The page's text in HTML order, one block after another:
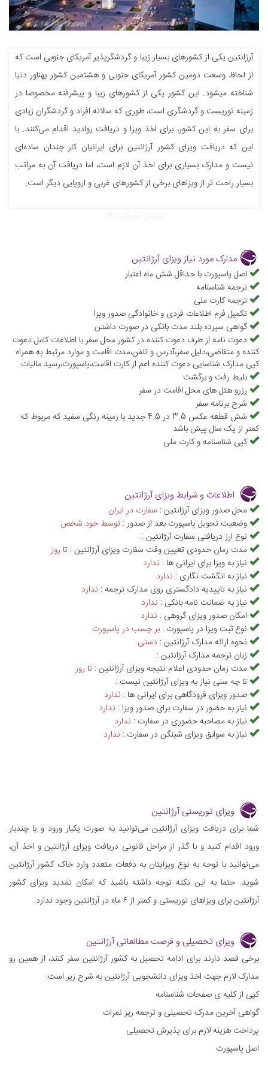
آرژانتین یکی از کشورهای بسیار زیبا و گردشگرپذیر آمریکای جنوبی است که
از لحاظ وسعت دومین کشور آمریکای جنوبی و هشتمین کشور پهناور دنیا
شناخته میشود. این کشور یکی از کشورهای زیبا و پیشرفته مخصوصا در
زمینه توریست و گردشگری است، طوری که سالانه افراد و گردشگران زیادی
برای سفر به این کشور، برای اخذ ویزا و دریافت روادید اقدام می‌کنند. با
این که دریافت ویزای کشور آرژانتین برای ایرانیان کار چندان ساده‌ای
نیست و مدارک بسیاری برای اخذ آن لازم است، اما دریافت آن به مراتب
بسیار راحت تر از ویزاهای برخی از کشورهای غربی و اروپایی دیگر است.
مدارک مورد نیاز ویزای آرژانتین
اصل پاسپورت با حداقل شش ماه اعتبار
ترجمه شناسنامه
ترجمه کارت ملی
تکمیل فرم اطلاعات فردی و خانوادگی صدور ویزا
گواهی سپرده بلند مدت بانکی در صورت داشتن
دعوت نامه از طرف دعوت کننده در کشور محل سفر با اطلاعات کامل دعوت
کننده و متقاضی،دلیل سفر،آدرس و تلفن،مدت اقامت و موارد مرتبط به همراه
کپی مدارک شناسایی دعوت کننده اعم از کارت اقامت،پاسپورت،رسید مالیات
بلیط رفت و برگشت
رزرو هتل های محل اقامت در سفر
شرح برنامه سفر
شش قطعه عکس 3.5 در 4.5 جدید با زمینه رنگی سفید که مربوط که
کمتر از یک سال پیش باشد
کپی شناسنامه و کارت ملی
اطلاعات و شرایط ویزای آرژانتین
محل صدور ویزای آرژانتین : سفارت در ایران
وضعیت تحویل پاسپورت بعد از صدور : توسط خود شخص
نوع ارز دریافتی سفارت آرژانتین :
مدت زمان حدودی تعیین وقت سفارت ویزای آرژانتین : تا روز
نیاز به ویزا برای ایرانی ها : ندارد
نیاز به انگشت نگاری : ندارد
نیاز به تاییدیه دادگستری روی مدارک ترجمه : ندارد
نیاز به ضمانت نامه بانکی : ندارد
امکان صدور ویزای گروهی : ندارد
نوع ثبت ویزا در پاسپورت : بر چسب در پاسپورت
نحوه ارائه مدارک آرژانتین : دستی
زبان ترجمه مدارک آرژانتین :
مدت زمان حدودی اعلام نتیجه ویزای آرژانتین : تا روز
تا چه سنی نیاز به ویزای آرژانتین نیست :
صدور ویزای فرودگاهی برای ایرانی ها : ندارد
نیاز به حضور در سفارت برای صدور ویزا : ندارد
نیاز به مصاحبه حضوری در سفارت : ندارد
نیاز به سوابق ویزای شینگن در سفارت : ندارد
ویزای توریستی آرژانتین
شما برای دریافت ویزای آرژانتین می‌توانید به صورت یکبار ورود و یا چندبار
ورود اقدام کنید و با گذر از مراحل قانونی دریافت ویزای آرژانتین و اخذ آن،
می‌توانید با توجه به نوع ویزایتان به دفعات متعدد وارد خاک کشور آرژانتین
شوید. حتما به این نکته توجه داشته باشید که امکان تمدید ویزای کشور
آرژانتین برای ویزاهای توریستی و کمتر از ۶ ماه در آرژانتین وجود ندارد.
ویزای تحصیلی و فرصت مطالعاتی آرژانتین
برخی قصد دارند برای ادامه تحصیل به کشور آرژانتین سفر کنند، از همین رو
مدارک لازم جهت اخذ ویزای دانشجویی آرژانتین به شرح زیر است:
کپی از کلیه ی صفحات شناسنامه
گواهی آخرین مدرک تحصیلی و ترجمه ریز نمرات
پرداخت هزینه لازم برای پذیرش تحصیلی
اصل پاسپورت